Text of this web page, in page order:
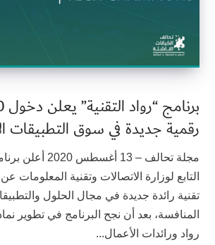
رقمية جديدة في سوق التطبيقات
مجلة تحالف – 13
تقنية رائدة جديدة في مجال الحلول
المنافسة، بعد أن نجح البرنامج في تطوير
رواد ورائدات الأعمال...